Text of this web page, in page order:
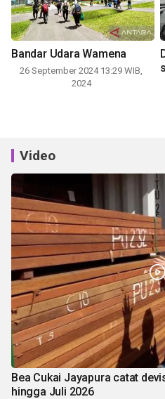
Bandar Udara Wamena
26 September 2024 13:29 WIB,
2024
Video
Bea Cukai Jayapura catat
hingga Juli 2026